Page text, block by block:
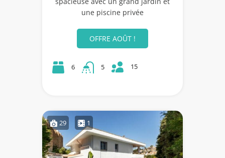
une piscine privée
OFFRE AOÛT !
6 5 15
29 1